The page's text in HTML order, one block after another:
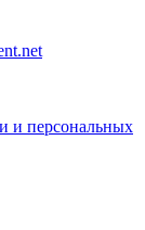
и персональных